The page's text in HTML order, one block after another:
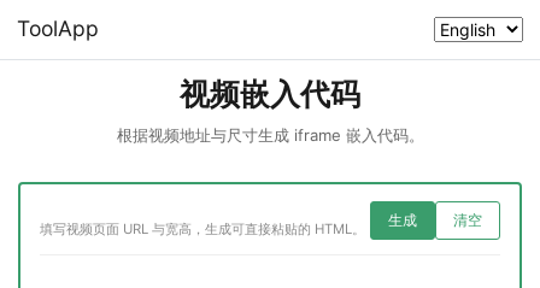
ToolApp
视频嵌入代码
根据视频地址与尺寸生成 iframe 嵌入代码。
填写视频页面 URL 与宽高，生成可直接粘贴的 HTML。
生成 清空